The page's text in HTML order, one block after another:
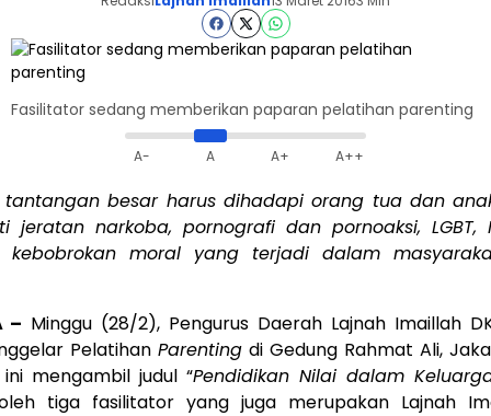
Fasilitator sedang memberikan paparan pelatihan parenting
A- A A+ A++
tantangan besar harus dihadapi orang tua dan
jeratan narkoba, pornografi dan pornoaksi, LGBT,
kebobrokan moral yang terjadi dalam
– Minggu (28/2), Pengurus Daerah Lajnah Imaillah
Pelatihan Parentingdi Gedung Rahmat Ali,
mengambil judul “Pendidikan Nilai dalam
tiga fasilitator yang juga merupakan Lajnah